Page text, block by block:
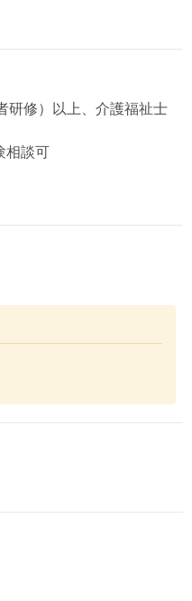
研修）以上、介護福祉士
相談可